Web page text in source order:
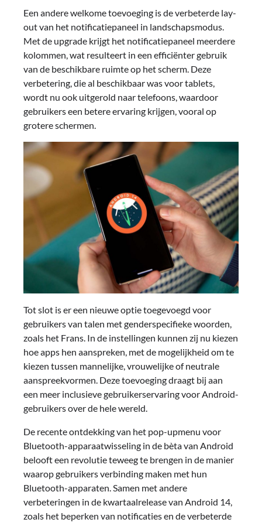
Een andere welkome toevoeging is de verbeterde lay-
out van het notificatiepaneel in landschapsmodus.
Met de upgrade krijgt het notificatiepaneel meerdere
kolommen, wat resulteert in een efficiënter gebruik
van de beschikbare ruimte op het scherm. Deze
verbetering, die al beschikbaar was voor tablets,
wordt nu ook uitgerold naar telefoons, waardoor
gebruikers een betere ervaring krijgen, vooral op
grotere schermen.
Tot slot is er een nieuwe optie toegevoegd voor
gebruikers van talen met genderspecifieke woorden,
zoals het Frans. In de instellingen kunnen zij nu kiezen
hoe apps hen aanspreken, met de mogelijkheid om te
kiezen tussen mannelijke, vrouwelijke of neutrale
aanspreekvormen. Deze toevoeging draagt bij aan
een meer inclusieve gebruikerservaring voor Android-
gebruikers over de hele wereld.
De recente ontdekking van het pop-upmenu voor
Bluetooth-apparaatwisseling in de bèta van Android
belooft een revolutie teweeg te brengen in de manier
waarop gebruikers verbinding maken met hun
Bluetooth-apparaten. Samen met andere
verbeteringen in de kwartaalrelease van Android 14,
zoals het beperken van notificaties en de verbeterde